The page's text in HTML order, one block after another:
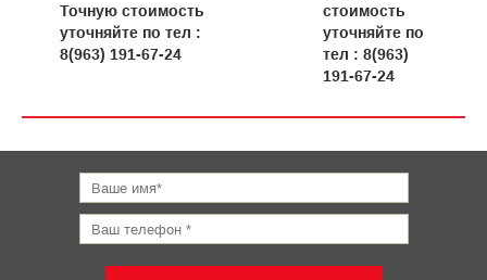
Точную стоимость
уточняйте по тел :
8(963) 191-67-24
стоимость
уточняйте по
тел : 8(963)
191-67-24